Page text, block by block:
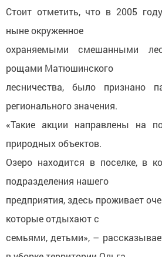
Стоит отметить, что в 2005
ныне окруженное
охраняемыми смешанными
рощами Матюшинского
лесничества, было признано
регионального значения.
«Такие акции направлены на
природных объектов.
Озеро находится в поселке, в
подразделения нашего
предприятия, здесь проживает
которые отдыхают с
семьями, детьми», –